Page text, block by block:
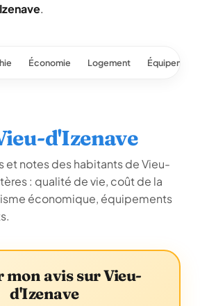
.
Économie Logement
d'Izenave
et notes des habitants de Vieu-
: qualité de vie, coût de la
économique, équipements
mon avis sur Vieu-
d'Izenave